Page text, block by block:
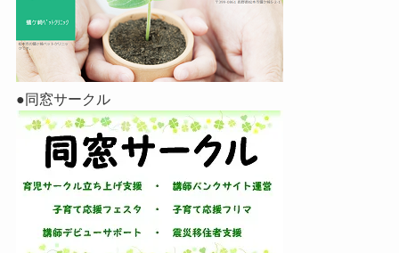
●同窓サークル